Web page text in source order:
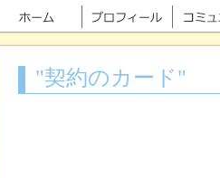
"契約のカード"